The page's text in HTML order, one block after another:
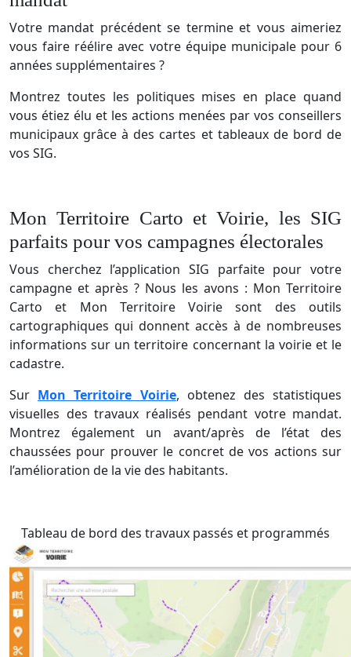
Votre mandat précédent se termine et vous aimeriez
vous faire réélire avec votre équipe municipale pour 6
années supplémentaires ?
Montrez toutes les politiques mises en place quand
vous étiez élu et les actions menées par vos conseillers
municipaux grâce à des cartes et tableaux de bord de
vos SIG.
Mon Territoire Carto et Voirie, les SIG
parfaits pour vos campagnes électorales
Vous cherchez l’application SIG parfaite pour votre
campagne et après ? Nous les avons : Mon Territoire
Carto et Mon Territoire Voirie sont des outils
cartographiques qui donnent accès à de nombreuses
informations sur un territoire concernant la voirie et le
cadastre.
Sur Mon Territoire Voirie, obtenez des statistiques
visuelles des travaux réalisés pendant votre mandat.
Montrez également un avant/après de l’état des
chaussées pour prouver le concret de vos actions sur
l’amélioration de la vie des habitants.
Tableau de bord des travaux passés et programmés